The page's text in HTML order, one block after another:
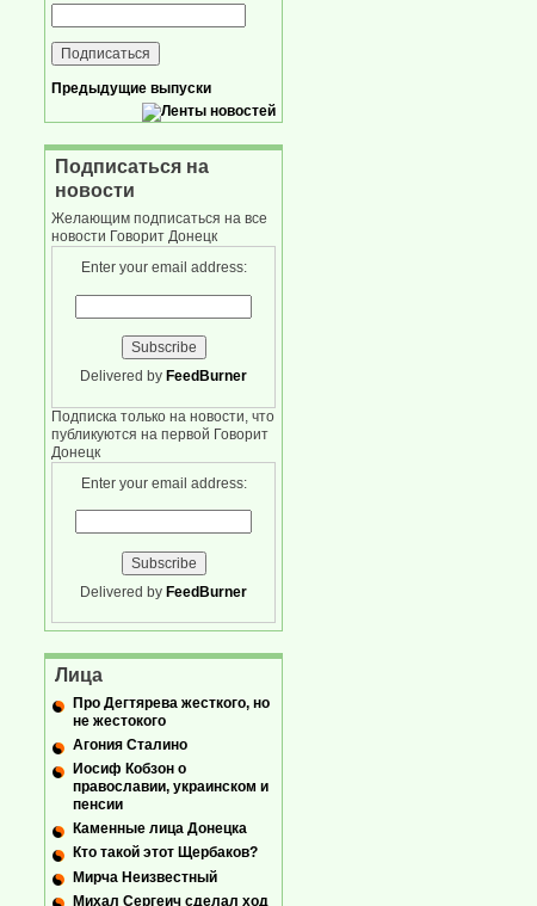
Предыдущие выпуски
Подписаться на
новости
Желающим подписаться на все
новости Говорит Донецк
Enter your email address:
Delivered by FeedBurner
Подписка только на новости, что
публикуются на первой Говорит
Донецк
Enter your email address:
Delivered by FeedBurner
Лица
Про Дегтярева жесткого, но
не жестокого
Агония Сталино
Иосиф Кобзон о
православии, украинском и
пенсии
Каменные лица Донецка
Кто такой этот Щербаков?
Мирча Неизвестный
Михал Сергеич сделал ход